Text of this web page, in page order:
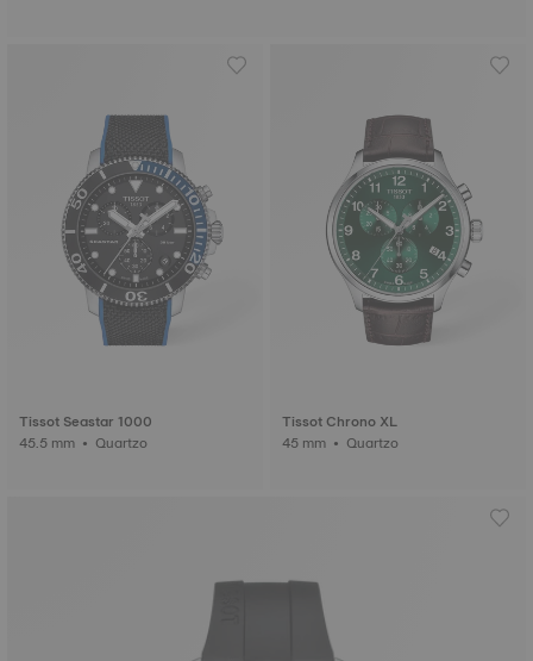
Tissot Seastar 1000
45.5 mm • Quartzo
Tissot Chrono XL
45 mm • Quartzo